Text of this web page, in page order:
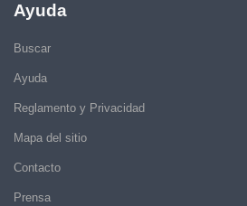
Ayuda
Buscar
Ayuda
Reglamento y Privacidad
Mapa del sitio
Contacto
Prensa